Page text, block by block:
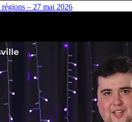
– 27 mai 2026